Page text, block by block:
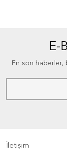
E-
En son haberler,
İletişim